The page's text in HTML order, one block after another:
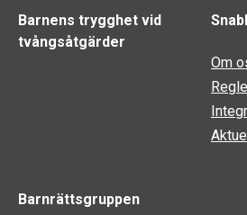
Barnens trygghet vid
tvångsåtgärder
Om
Barnrättsgruppen